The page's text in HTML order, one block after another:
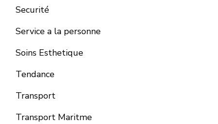
Securité
Service a la personne
Soins Esthetique
Tendance
Transport
Transport Maritme